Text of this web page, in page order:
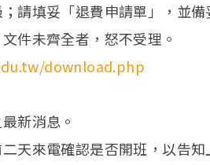
請填妥「退費申請單」，並
件未齊全者，怒不受理。
download.php
新消息。
天來電確認是否開班，以告知